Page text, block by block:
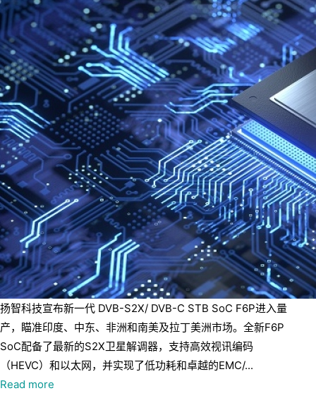
扬智科技宣布新一代 DVB-S2X/ DVB-C STB SoC F6P进入量
产，瞄准印度、中东、非洲和南美及拉丁美洲市场。全新F6P
SoC配备了最新的S2X卫星解调器，支持高效视讯编码
（HEVC）和以太网，并实现了低功耗和卓越的EMC/...
Read more